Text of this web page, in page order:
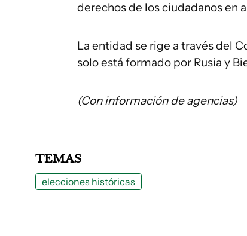
derechos de los ciudadanos en
La entidad se rige a través del
solo está formado por Rusia y
(Con información de agencias)
TEMAS
elecciones históricas